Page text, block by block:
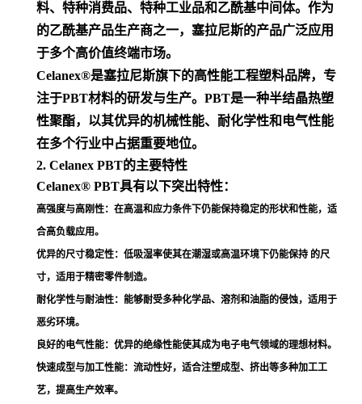
料、特种消费品、特种工业品和乙酰基中间体。作为
的乙酰基产品生产商之一，塞拉尼斯的产品广泛应用
于多个高价值终端市场。
Celanex®是塞拉尼斯旗下的高性能工程塑料品牌，专
注于PBT材料的研发与生产。PBT是一种半结晶热塑
性聚酯，以其优异的机械性能、耐化学性和电气性能
在多个行业中占据重要地位。
2. Celanex PBT的主要特性
Celanex® PBT具有以下突出特性：
高强度与高刚性：在高温和应力条件下仍能保持稳定的形状和性能，适
合高负载应用。
优异的尺寸稳定性：低吸湿率使其在潮湿或高温环境下仍能保持 的尺
寸，适用于精密零件制造。
耐化学性与耐油性：能够耐受多种化学品、溶剂和油脂的侵蚀，适用于
恶劣环境。
良好的电气性能：优异的绝缘性能使其成为电子电气领域的理想材料。
快速成型与加工性能：流动性好，适合注塑成型、挤出等多种加工工
艺，提高生产效率。